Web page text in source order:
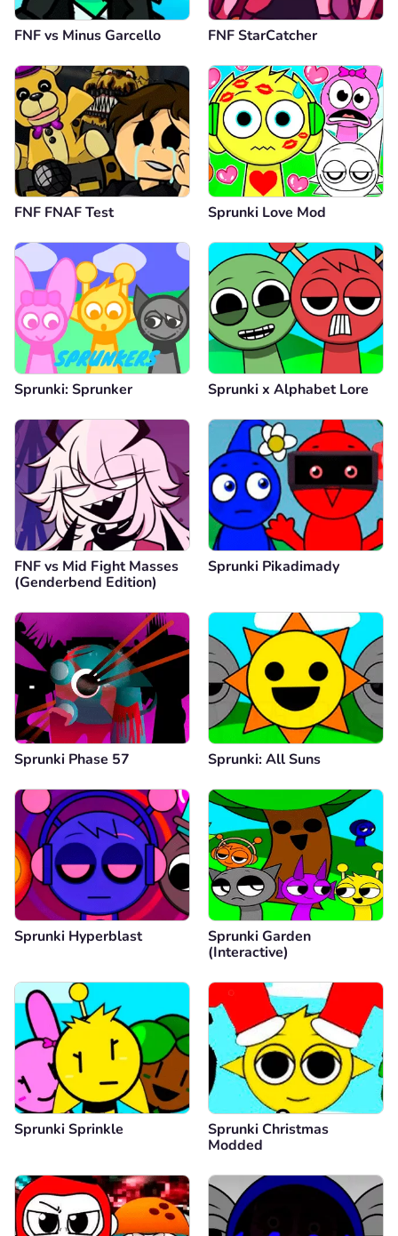
FNF vs Minus Garcello FNF StarCatcher
FNF FNAF Test Sprunki Love Mod
Sprunki: Sprunker Sprunki x Alphabet Lore
FNF vs Mid Fight Masses
(Genderbend Edition)
Sprunki Pikadimady
Sprunki Phase 57 Sprunki: All Suns
Sprunki Hyperblast
Sprunki Garden
(Interactive)
Sprunki Sprinkle
Sprunki Christmas
Modded